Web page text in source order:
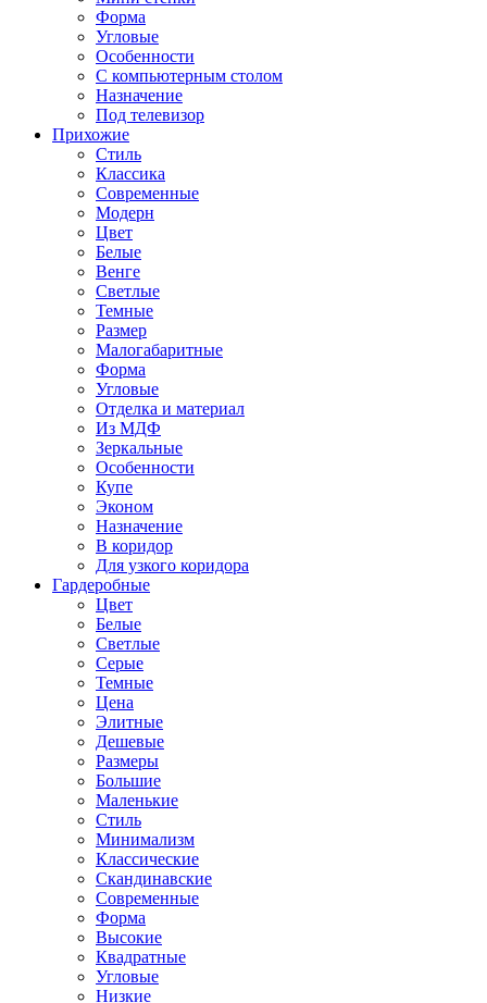
Форма
Угловые
Особенности
С компьютерным столом
Назначение
Под телевизор
Прихожие
Стиль
Классика
Современные
Модерн
Цвет
Белые
Венге
Светлые
Темные
Размер
Малогабаритные
Форма
Угловые
Отделка и материал
Из МДФ
Зеркальные
Особенности
Купе
Эконом
Назначение
В коридор
Для узкого коридора
Гардеробные
Цвет
Белые
Светлые
Серые
Темные
Цена
Элитные
Дешевые
Размеры
Большие
Маленькие
Стиль
Минимализм
Классические
Скандинавские
Современные
Форма
Высокие
Квадратные
Угловые
Низкие